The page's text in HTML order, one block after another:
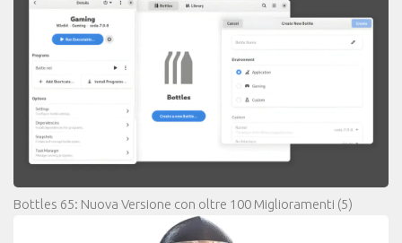
Bottles 65: Nuova Versione con oltre 100 Miglioramenti (5)